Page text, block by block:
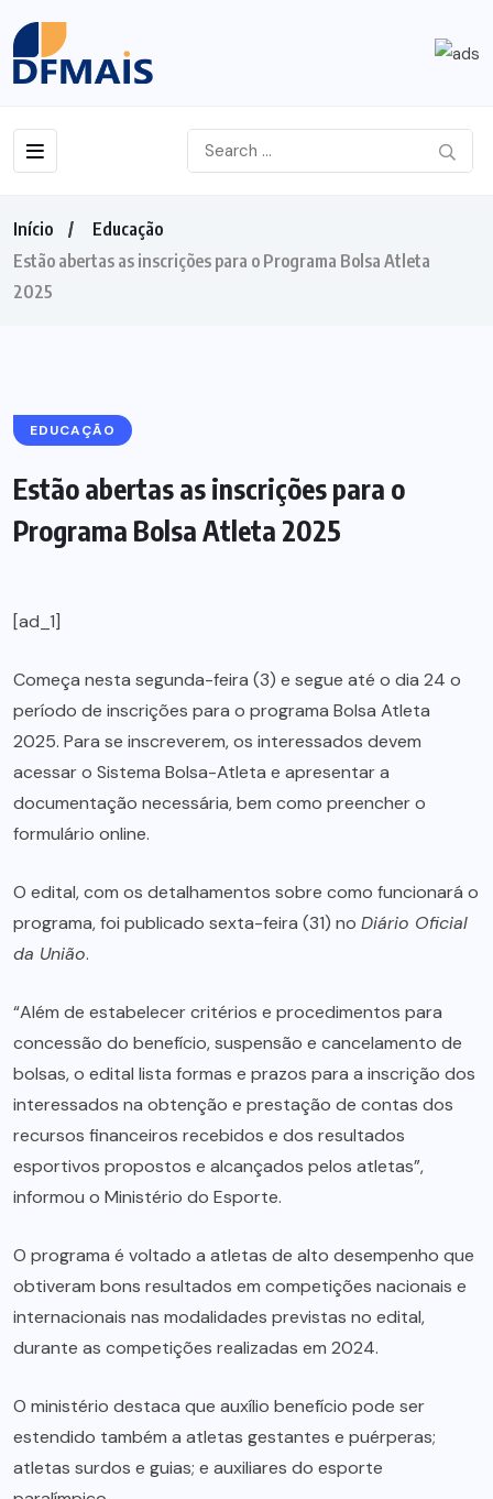
Início
Educação
Estão abertas as inscrições para o Programa Bolsa Atleta
2025
EDUCAÇÃO
Estão abertas as inscrições para o
Programa Bolsa Atleta 2025
[ad_1]
Começa nesta segunda-feira (3) e segue até o dia 24 o
período de inscrições para o programa Bolsa Atleta
2025. Para se inscreverem, os interessados devem
acessar o Sistema Bolsa-Atleta e apresentar a
documentação necessária, bem como preencher o
formulário online.
O edital, com os detalhamentos sobre como funcionará o
programa, foi publicado sexta-feira (31) no Diário Oficial
da União.
“Além de estabelecer critérios e procedimentos para
concessão do benefício, suspensão e cancelamento de
bolsas, o edital lista formas e prazos para a inscrição dos
interessados na obtenção e prestação de contas dos
recursos financeiros recebidos e dos resultados
esportivos propostos e alcançados pelos atletas”,
informou o Ministério do Esporte.
O programa é voltado a atletas de alto desempenho que
obtiveram bons resultados em competições nacionais e
internacionais nas modalidades previstas no edital,
durante as competições realizadas em 2024.
O ministério destaca que auxílio benefício pode ser
estendido também a atletas gestantes e puérperas;
atletas surdos e guias; e auxiliares do esporte